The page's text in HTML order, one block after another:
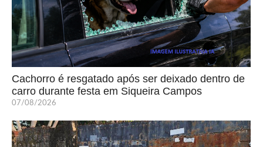
Cachorro é resgatado após ser deixado dentro de
carro durante festa em Siqueira Campos
07/08/2026